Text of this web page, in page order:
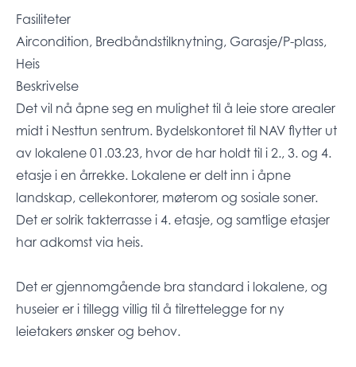
Fasiliteter
Aircondition, Bredbåndstilknytning, Garasje/P-plass,
Heis
Beskrivelse
Det vil nå åpne seg en mulighet til å leie store arealer
midt i Nesttun sentrum. Bydelskontoret til NAV flytter ut
av lokalene 01.03.23, hvor de har holdt til i 2., 3. og 4.
etasje i en årrekke. Lokalene er delt inn i åpne
landskap, cellekontorer, møterom og sosiale soner.
Det er solrik takterrasse i 4. etasje, og samtlige etasjer
har adkomst via heis.
Det er gjennomgående bra standard i lokalene, og
huseier er i tillegg villig til å tilrettelegge for ny
leietakers ønsker og behov.